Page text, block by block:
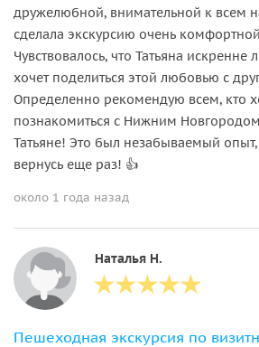
дружелюбной, внимательной к всем
сделала экскурсию очень
Чувствовалось, что Татьяна искренне
хочет поделиться этой любовью с
Определенно рекомендую всем, кто
познакомиться с Нижним
Татьяне! Это был незабываемый опыт,
вернусь еще раз! 👍
около 1 года назад
Наталья Н.